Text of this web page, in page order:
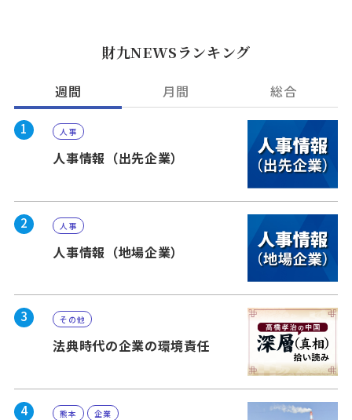
財九NEWSランキング
週間 月間 総合
1 人事
人事情報（出先企業）
2 人事
人事情報（地場企業）
3 その他
法典時代の企業の環境責任
4 熊本 企業